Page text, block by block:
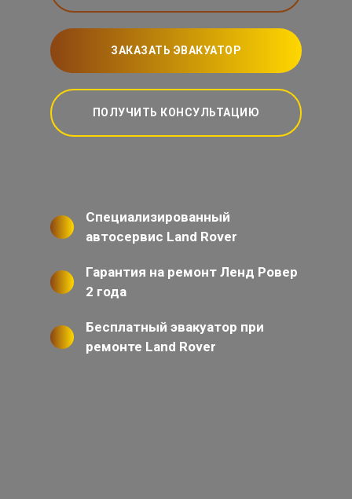
ЗАКАЗАТЬ ЭВАКУАТОР
ПОЛУЧИТЬ КОНСУЛЬТАЦИЮ
Специализированный
автосервис Land Rover
Гарантия на ремонт Ленд Ровер
2 года
Бесплатный эвакуатор при
ремонте Land Rover